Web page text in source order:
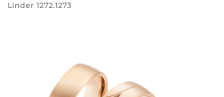
Linder 1272.1273